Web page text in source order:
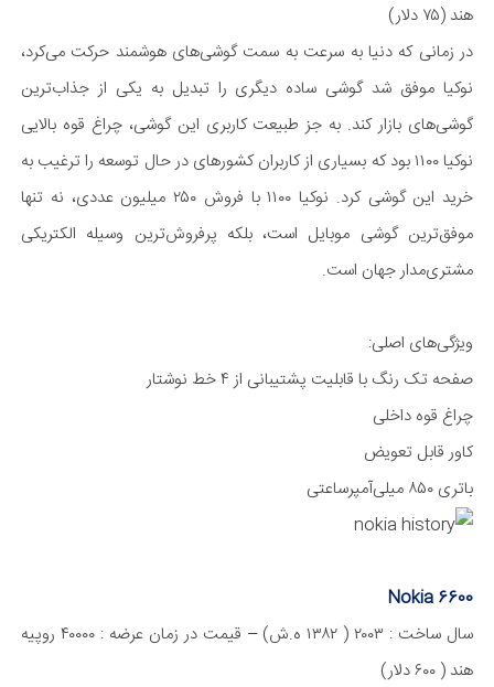
هند (۷۵ دلار)
در زمانی که دنیا به سرعت به سمت گوشی‌های هوشمند حرکت می‌کرد،
نوکیا موفق شد گوشی ساده دیگری را تبدیل به یکی از جذاب‌ترین
گوشی‌های بازار کند. به جز طبیعت کاربری این گوشی، چراغ قوه بالایی
نوکیا ۱۱۰۰ بود که بسیاری از کاربران کشور‌های در حال توسعه را ترغیب به
خرید این گوشی کرد. نوکیا ۱۱۰۰ با فروش ۲۵۰ میلیون عددی، نه تنها
موفق‌ترین گوشی موبایل است، بلکه پر‌فروش‌ترین وسیله الکتریکی
مشتری‌مدار جهان است.
ویژگی‌های اصلی:
صفحه تک رنگ با قابلیت پشتیبانی از ۴ خط نوشتار
چراغ قوه داخلی
کاور قابل تعویض
باتری ۸۵۰ میلی‌آمپر‌ساعتی
Nokia 6600
سال ساخت : ۲۰۰۳ ( ۱۳۸۲ ه.ش) – قیمت در زمان عرضه : ۴۰۰۰۰ روپیه
هند ( ۶۰۰ دلار)